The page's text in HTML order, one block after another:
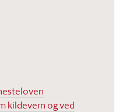
kildevern og ved